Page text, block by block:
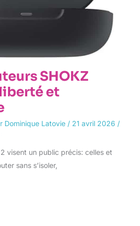
SHOKZ
et
Dominique Latovie / 21 avril 2026 /
visent un public précis: celles et
sans s’isoler,